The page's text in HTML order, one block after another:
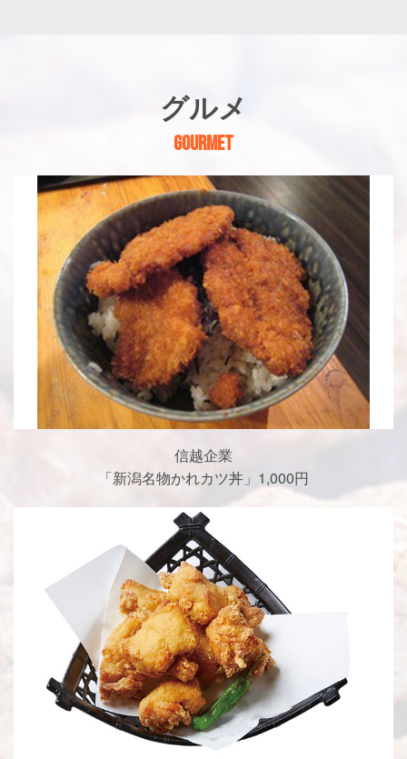
グルメ
GOURMET
信越企業
「新潟名物かれカツ丼」1,000円